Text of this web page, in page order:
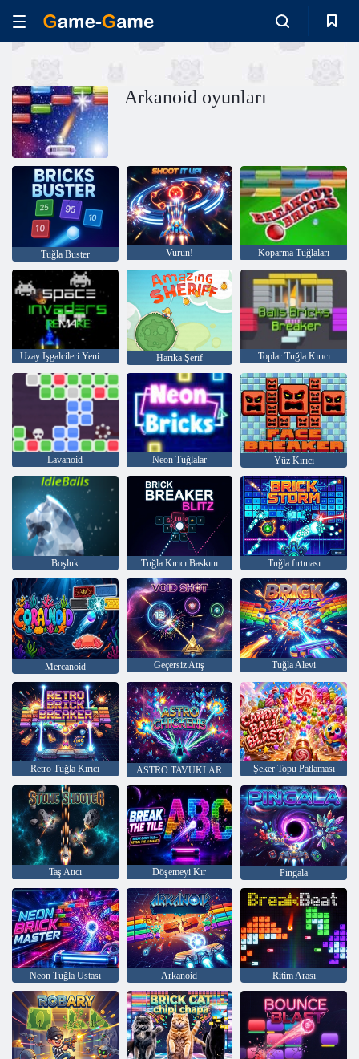
Arkanoid oyunları
Tuğla Buster Vurun! Koparma Tuğlaları
Uzay İşgalcileri Yeniden Yapın Harika Şerif Toplar Tuğla Kırıcı
Lavanoid Neon Tuğlalar Yüz Kırıcı
Boşluk Tuğla Kırıcı Baskını Tuğla fırtınası
Mercanoid Geçersiz Atış Tuğla Alevi
Retro Tuğla Kırıcı ASTRO TAVUKLAR Şeker Topu Patlaması
Taş Atıcı Döşemeyi Kır Pingala
Neon Tuğla Ustası Arkanoid Ritim Arası